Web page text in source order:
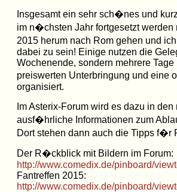
Insgesamt ein sehr sch�nes und
im n�chsten Jahr fortgesetzt
2015 herum nach Rom gehen und
dabei zu sein! Einige nutzen die
Wochenende, sondern mehrere
preiswerten Unterbringung und eine
organisiert.
Im Asterix-Forum wird es dazu in
ausf�hrliche Informationen zum
Dort stehen dann auch die Tipps f�r
Der R�ckblick mit Bildern im Forum:
http://www.comedix.de/pinboard/
Fantreffen 2015:
http://www.comedix.de/pinboard/